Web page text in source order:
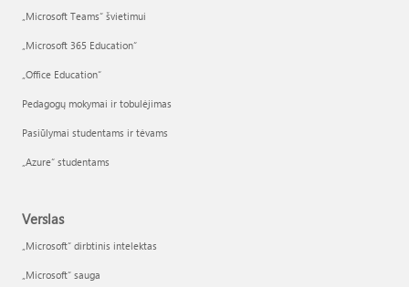
„Microsoft Teams“ švietimui
„Microsoft 365 Education“
„Office Education“
Pedagogų mokymai ir tobulėjimas
Pasiūlymai studentams ir tėvams
„Azure“ studentams
Verslas
„Microsoft“ dirbtinis intelektas
„Microsoft“ sauga